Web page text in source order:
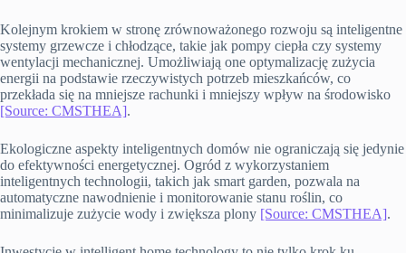
Kolejnym krokiem w stronę zrównoważonego rozwoju są inteligentne
systemy grzewcze i chłodzące, takie jak pompy ciepła czy systemy
wentylacji mechanicznej. Umożliwiają one optymalizację zużycia
energii na podstawie rzeczywistych potrzeb mieszkańców, co
przekłada się na mniejsze rachunki i mniejszy wpływ na środowisko
[Source: CMSTHEA].
Ekologiczne aspekty inteligentnych domów nie ograniczają się jedynie
do efektywności energetycznej. Ogród z wykorzystaniem
inteligentnych technologii, takich jak smart garden, pozwala na
automatyczne nawodnienie i monitorowanie stanu roślin, co
minimalizuje zużycie wody i zwiększa plony [Source: CMSTHEA].